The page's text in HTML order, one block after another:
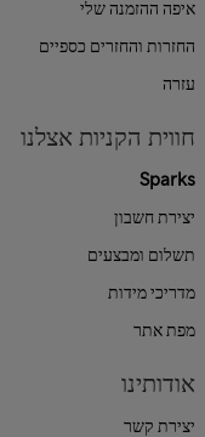
איפה ההזמנה שלי
החזרות והחזרים כספיים
עזרה
חווית הקניות אצלנו
Sparks
יצירת חשבון
תשלום ומבצעים
מדריכי מידות
מפת אתר
אודותינו
יצירת קשר